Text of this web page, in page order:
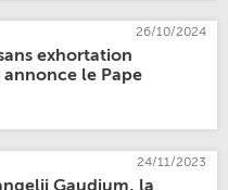
26/10/2024
exhortation
le Pape
24/11/2023